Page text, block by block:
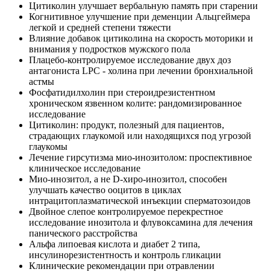
Цитиколин улучшает вербальную память при старении
Когнитивное улучшение при деменции Альцгеймера
легкой и средней степени тяжести
Влияние добавок цитиколина на скорость моторики и
внимания у подростков мужского пола
Плацебо-контролируемое исследование двух доз
антагониста LPC - холина при лечении бронхиальной
астмы
Фосфатидилхолин при стероидрезистентном
хроническом язвенном колите: рандомизированное
исследование
Цитиколин: продукт, полезный для пациентов,
страдающих глаукомой или находящихся под угрозой
глаукомы
Лечение гирсутизма мио-инозитолом: проспективное
клиническое исследование
Мио-инозитол, а не D-хиро-инозитол, способен
улучшать качество ооцитов в циклах
интрацитоплазматической инъекции сперматозоидов
Двойное слепое контролируемое перекрестное
исследование инозитола и флувоксамина для лечения
панического расстройства
Альфа липоевая кислота и диабет 2 типа,
инсулинорезистентность и контроль гликации
Клинические рекомендации при отравлении